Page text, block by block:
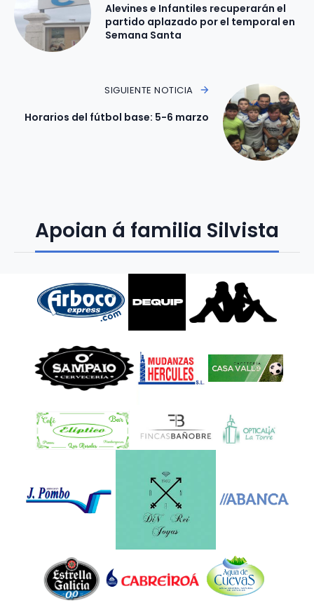
Alevines e Infantiles recuperarán el
partido aplazado por el temporal en
Semana Santa
SIGUIENTE NOTICIA
Horarios del fútbol base: 5-6 marzo
Apoian á familia Silvista